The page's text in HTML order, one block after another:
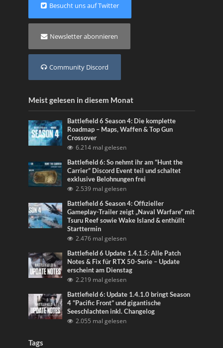
Besucht uns auf Twitter
Newsletter abonnieren
Community Discord
Meist gelesen in diesem Monat
Battlefield 6 Season 4: Die komplette
Roadmap – Maps, Waffen & Top Gun
Crossover
6.214 mal gelesen
Battlefield 6: So nehmt ihr am “Hunt the
Carrier” Discord Event teil und schaltet
exklusive Belohnungen frei
2.539 mal gelesen
Battlefield 6 Season 4: Offizieller
Gameplay-Trailer zeigt „Naval Warfare“ mit
Tsuru Reef sowie Wake Island & enthüllt
Starttermin
2.476 mal gelesen
Battlefield 6 Update 1.4.1.5: Alle Patch
Notes & Fix für RTX 50-Serie – Update
erscheint am Dienstag
2.219 mal gelesen
Battlefield 6: Update 1.4.1.0 bringt Season
4 “Pacific Front” und gigantische
Seeschlachten inkl. Changelog
2.055 mal gelesen
Tags